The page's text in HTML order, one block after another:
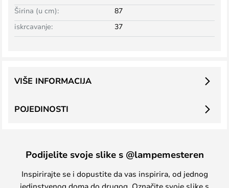
Širina (u cm): 87
iskrcavanje: 37
POJEDINOSTI
VIŠE INFORMACIJA
Podijelite svoje slike s @lampemesteren
Inspirirajte se i dopustite da vas inspirira, od jednog
jedinstvenog doma do drugog. Označite svoje slike s